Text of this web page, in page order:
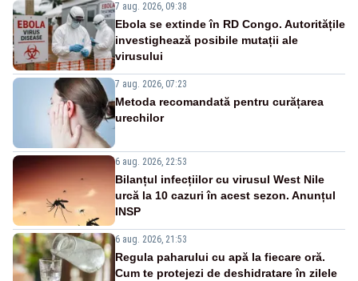
7 aug. 2026, 09:38
Ebola se extinde în RD Congo. Autoritățile
investighează posibile mutații ale
virusului
7 aug. 2026, 07:23
Metoda recomandată pentru curățarea
urechilor
6 aug. 2026, 22:53
Bilanțul infecțiilor cu virusul West Nile
urcă la 10 cazuri în acest sezon. Anunțul
INSP
6 aug. 2026, 21:53
Regula paharului cu apă la fiecare oră.
Cum te protejezi de deshidratare în zilele